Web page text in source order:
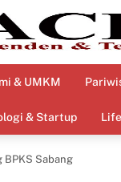
& UMKM
& Startup
BPKS Sabang